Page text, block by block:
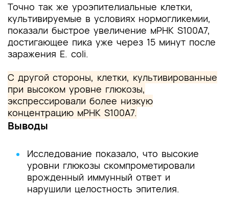
Точно так же уроэпителиальные клетки,
культивируемые в условиях нормогликемии,
показали быстрое увеличение мРНК S100A7,
достигающее пика уже через 15 минут после
заражения E. coli.
С другой стороны, клетки, культивированные
при высоком уровне глюкозы,
экспрессировали более низкую
концентрацию мРНК S100A7.
Выводы
Исследование показало, что высокие
уровни глюкозы скомпрометировали
врожденный иммунный ответ и
нарушили целостность эпителия.